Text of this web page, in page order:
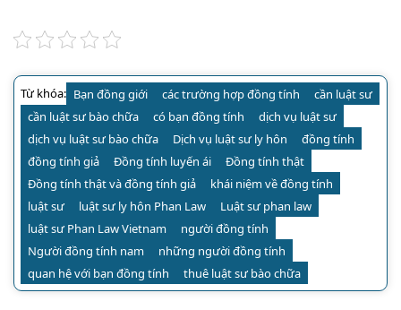
Từ khóa: Bạn đồng giới các trường hợp đồng tính
cần luật sư
cần luật sư bào chữa
có bạn đồng tính
dịch vụ luật sư
dịch vụ luật sư bào chữa
Dịch vụ luật sư ly hôn
đồng tính
đồng tính giả
Đồng tính luyến ái
Đồng tính thật
Đồng tính thật và đồng tính giả
khái niệm về đồng tính
luật sư
luật sư ly hôn Phan Law
Luật sư phan law
luật sư Phan Law Vietnam
người đồng tính
Người đồng tính nam
những người đồng tính
quan hệ với bạn đồng tính
thuê luật sư bào chữa